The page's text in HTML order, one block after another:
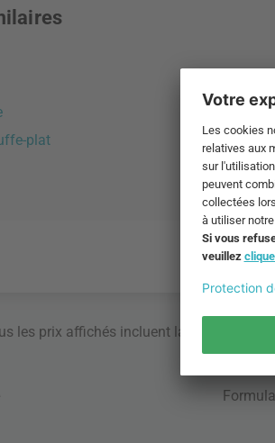
plat
les prix affichés incluent la TVA. Ne